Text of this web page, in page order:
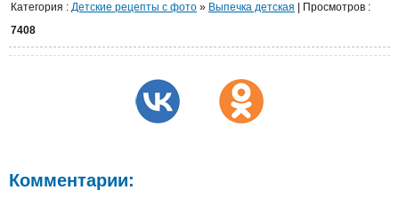
Категория : Детские рецепты с фото » Выпечка детская Просмотров :
7408
Комментарии: